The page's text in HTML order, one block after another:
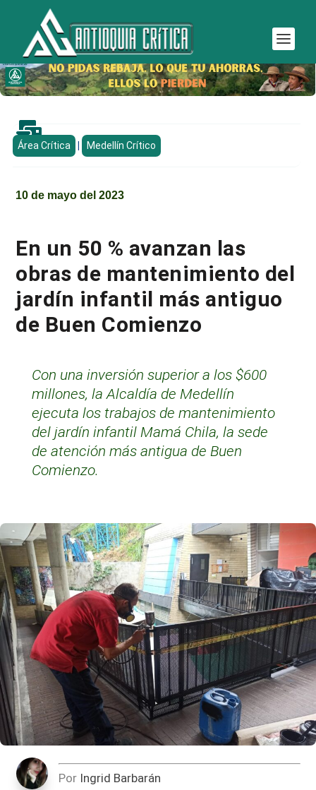

Área Crítica Medellín Crítico
10 de mayo del 2023
En un 50 % avanzan las
obras de mantenimiento del
jardín infantil más antiguo
de Buen Comienzo
Con una inversión superior a los $600
millones, la Alcaldía de Medellín
ejecuta los trabajos de mantenimiento
del jardín infantil Mamá Chila, la sede
de atención más antigua de Buen
Comienzo.
Por Ingrid Barbarán